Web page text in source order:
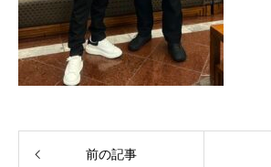
前の記事